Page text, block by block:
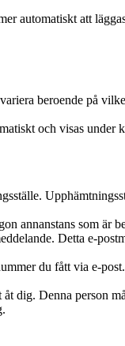
automatiskt att
beroende på
och visas under
annanstans som är
Detta e-
du fått via e-
dig. Denna person